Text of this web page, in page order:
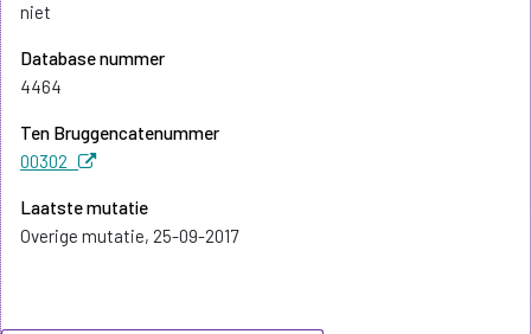
niet
Database nummer
4464
Ten Bruggencatenummer
00302
Laatste mutatie
Overige mutatie, 25-09-2017